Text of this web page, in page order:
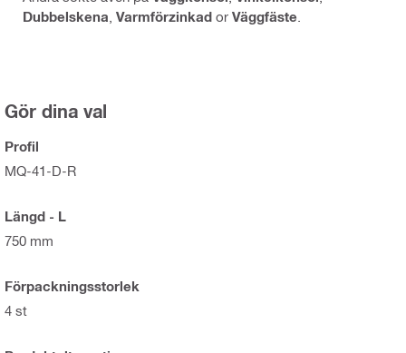
Dubbelskena Varmförzinkad or Väggfäste
Gör dina val
Profil
MQ-41-D-R
Längd - L
750 mm
Förpackningsstorlek
4 st